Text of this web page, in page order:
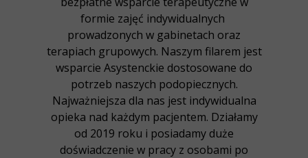
formie zajęć indywidualnych
prowadzonych w gabinetach oraz
terapiach grupowych. Naszym filarem jest
wsparcie Asystenckie dostosowane do
potrzeb naszych podopiecznych.
Najważniejsza dla nas jest indywidualna
opieka nad każdym pacjentem. Działamy
od 2019 roku i posiadamy duże
doświadczenie w pracy z osobami po